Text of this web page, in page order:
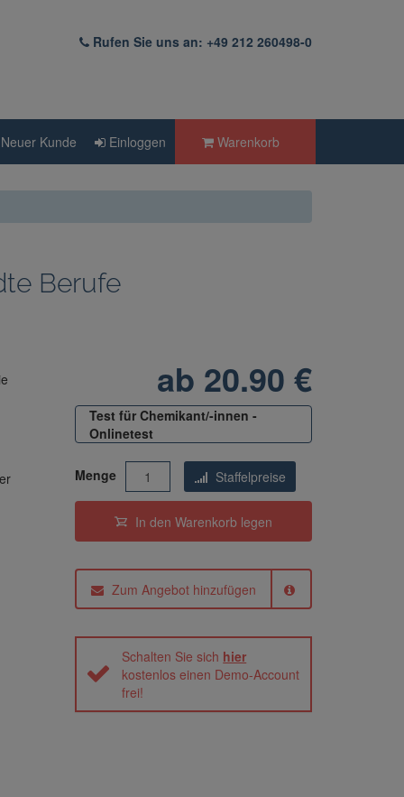
Rufen Sie uns an: +49 212 260498-0
Neuer Kunde Einloggen Warenkorb
Berufe
ab 20.90 €
Test für Chemikant/-innen -
Onlinetest
Menge Staffelpreise
In den Warenkorb legen
Zum Angebot hinzufügen
Schalten Sie sich hier
kostenlos einen Demo-Account
frei!